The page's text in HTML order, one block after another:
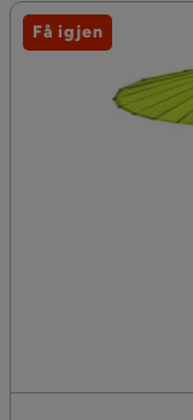
Få igjen